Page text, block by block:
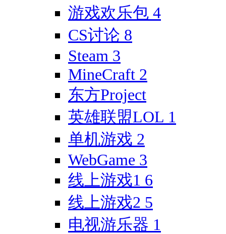
游戏欢乐包 4
CS讨论 8
Steam 3
MineCraft 2
东方Project
英雄联盟LOL 1
单机游戏 2
WebGame 3
线上游戏1 6
线上游戏2 5
电视游乐器 1